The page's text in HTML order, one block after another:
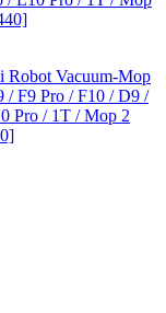
Vacuum-Mop
/ F9 Pro / F10 / D9 /
Pro / 1T / Mop 2